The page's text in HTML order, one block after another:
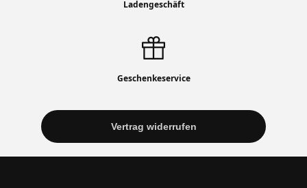
Ladengeschäft
Geschenkeservice
Vertrag widerrufen